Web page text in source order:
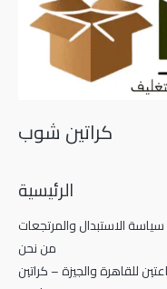
كراتين شوب
الرئيسية
سياسة الاستبدال والمرتجعات
من نحن
ساعتين للقاهرة والجيزة – كراتين